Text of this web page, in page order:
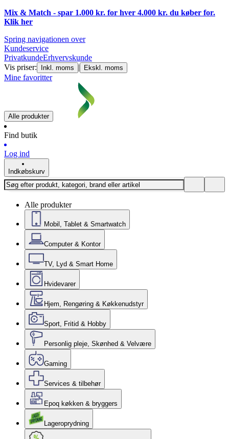
Mix & Match - spar 1.000 kr. for hver 4.000 kr. du køber for.
Klik her
Spring navigationen over
Kundeservice
PrivatkundeErhvervskunde
Vis priser:
Inkl. moms | Ekskl. moms
Mine favoritter
Alle produkter
Find butik
Log ind
Indkøbskurv
Alle produkter
Mobil, Tablet & Smartwatch
Computer & Kontor
TV, Lyd & Smart Home
Hvidevarer
Hjem, Rengøring & Køkkenudstyr
Sport, Fritid & Hobby
Personlig pleje, Skønhed & Velvære
Gaming
Services & tilbehør
Epoq køkken & bryggers
Lageroprydning